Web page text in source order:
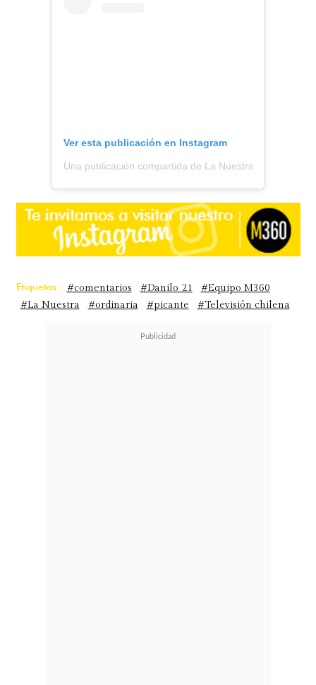
Ver esta publicación en Instagram
Una publicación compartida de La Nuestra
Etiquetas : #comentarios #Danilo 21
#Equipo M360
#La Nuestra
#ordinaria #picante #Televisión chilena